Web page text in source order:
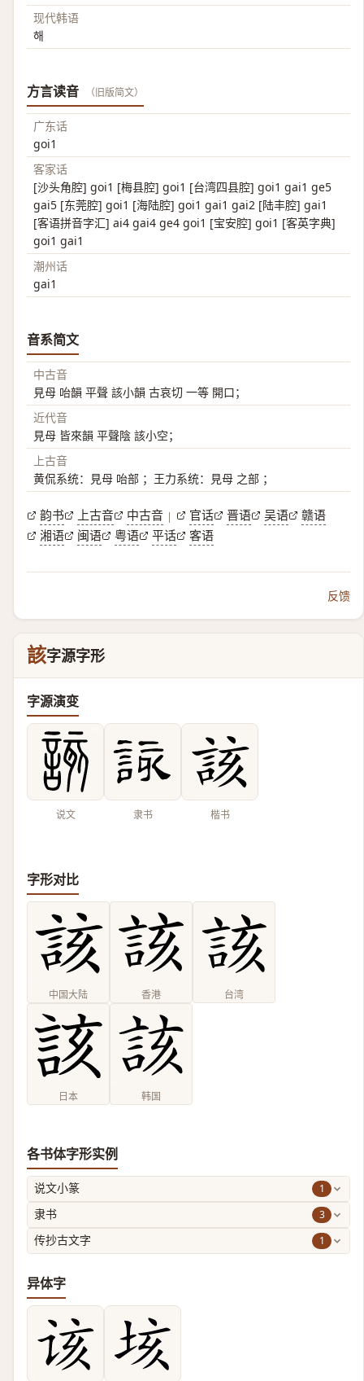
现代韩语
해
方言读音 （旧版简文）
广东话
goi1
客家话
[沙头角腔] goi1 [梅县腔] goi1 [台湾四县腔] goi1 gai1 ge5
gai5 [东莞腔] goi1 [海陆腔] goi1 gai1 gai2 [陆丰腔] gai1
[客语拼音字汇] ai4 gai4 ge4 goi1 [宝安腔] goi1 [客英字典]
goi1 gai1
潮州话
gai1
音系简文
中古音
見母 咍韻 平聲 該小韻 古哀切 一等 開口；
近代音
見母 皆來韻 平聲陰 該小空；
上古音
黄侃系统：見母 咍部 ；王力系统：見母 之部 ；
韵书 上古音 中古音 | 官话 晋语 吴语
赣语
湘语
闽语 粤语 平话 客语
反馈
該字源字形
字源演变
说文 隶书 楷书
字形对比
中国大陆 香港 台湾
日本 韩国
各书体字形实例
说文小篆 1
隶书 3
传抄古文字 1
异体字